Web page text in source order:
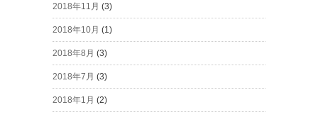
2018年11月 (3)
2018年10月 (1)
2018年8月 (3)
2018年7月 (3)
2018年1月 (2)